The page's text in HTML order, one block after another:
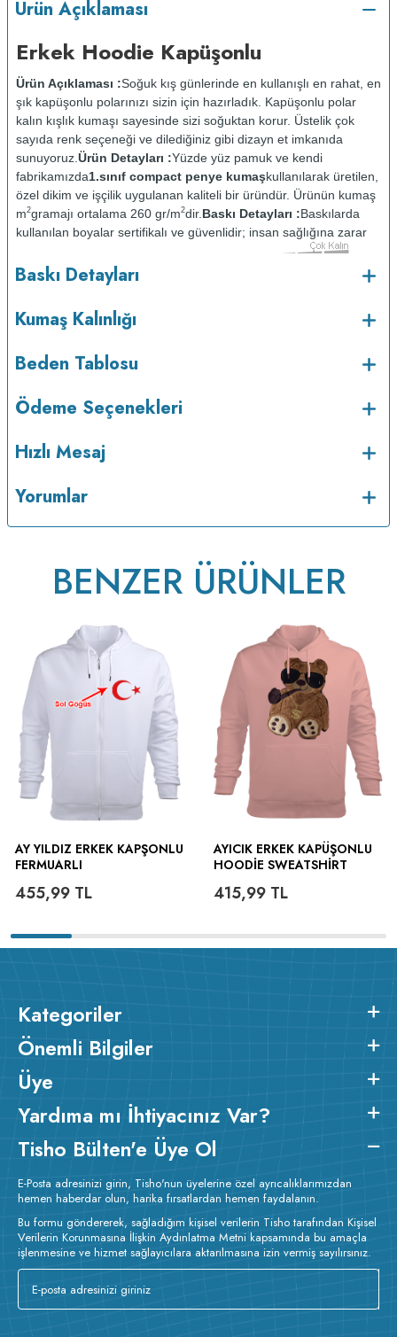
Ürün Açıklaması
Erkek Hoodie Kapüşonlu
Ürün Açıklaması :Soğuk kış günlerinde en kullanışlı en rahat, en
şık kapüşonlu polarınızı sizin için hazırladık. Kapüşonlu polar
kalın kışlık kumaşı sayesinde sizi soğuktan korur. Üstelik çok
sayıda renk seçeneği ve dilediğiniz gibi dizayn et imkanıda
sunuyoruz. Ürün Detayları :Yüzde yüz pamuk ve kendi
fabrikamızda1.sınıf compact penye kumaşkullanılarak üretilen,
özel dikim ve işçilik uygulanan kaliteli bir üründür. Ürünün kumaş
m2gramajı ortalama 260 gr/m2dir. Baskı Detayları :Baskılarda
kullanılan boyalar sertifikalı ve güvenlidir; insan sağlığına zarar
vermez.
Kumaş Kalınlığı :
Bakım : Kısa programda maksimum 30
kurutulmaz.Orta ısıda ve tersten ütülenir.
Baskı Detayları
Kumaş Kalınlığı
Beden Tablosu
Ödeme Seçenekleri
Hızlı Mesaj
Yorumlar
BENZER ÜRÜNLER
AY YILDIZ ERKEK KAPŞONLU
FERMUARLI
455,99 TL
AYICIK ERKEK KAPÜŞONLU
HOODIE SWEATSHIRT
415,99TL
Kategoriler
Önemli Bilgiler
Üye
Yardıma mı İhtiyacınız Var?
Tisho Bülten'e Üye Ol
E-Posta adresinizi girin, Tisho'nun üyelerine özel ayrıcalıklarımızdan
hemen haberdar olun, harika fırsatlardan hemen faydalanın.
Bu formu göndererek, sağladığım kişisel verilerin Tisho tarafından Kişisel
Verilerin Korunmasına İlişkin Aydınlatma Metni kapsamında bu amaçla
işlenmesine ve hizmet sağlayıcılara aktarılmasına izin vermiş sayılırsınız.